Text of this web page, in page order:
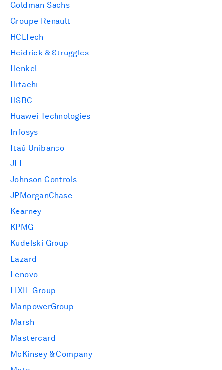
Goldman Sachs
Groupe Renault
HCLTech
Heidrick & Struggles
Henkel
Hitachi
HSBC
Huawei Technologies
Infosys
Itaú Unibanco
JLL
Johnson Controls
JPMorganChase
Kearney
KPMG
Kudelski Group
Lazard
Lenovo
LIXIL Group
ManpowerGroup
Marsh
Mastercard
McKinsey & Company